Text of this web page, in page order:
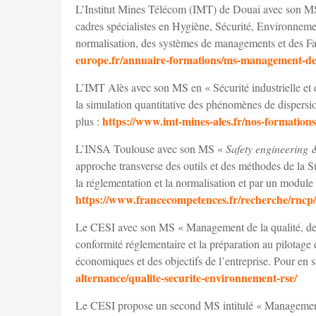
L’Institut Mines Télécom (IMT) de Douai avec son
cadres spécialistes en Hygiène, Sécurité,
normalisation, des systèmes de managements et des
europe.fr/annuaire-formations/ms-management-
L’IMT Alès avec son MS en « Sécurité industrielle
la simulation quantitative des phénomènes de
plus : https://www.imt-mines-ales.fr/nos-
L’INSA Toulouse avec son MS «Safety engineering
approche transverse des outils et des méthodes de la
la réglementation et la normalisation et par un
https://www.francecompetences.fr/recherche/
Le CESI avec son MS « Management de la qualité,
conformité réglementaire et la préparation au
économiques et des objectifs de l’entreprise. Pour en
alternance/qualite-securite-environnement-rse/
Le CESI propose un second MS intitulé «